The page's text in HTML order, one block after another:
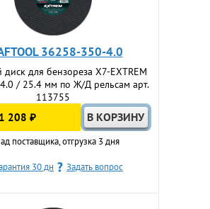
36258-350-4.0
для бензореза X7-EXTREM
/ 25.4 мм по Ж/Д рельсам арт.
113755
1 208 ₽
поставщика, отгрузка 3 дня
30 дн Задать вопрос